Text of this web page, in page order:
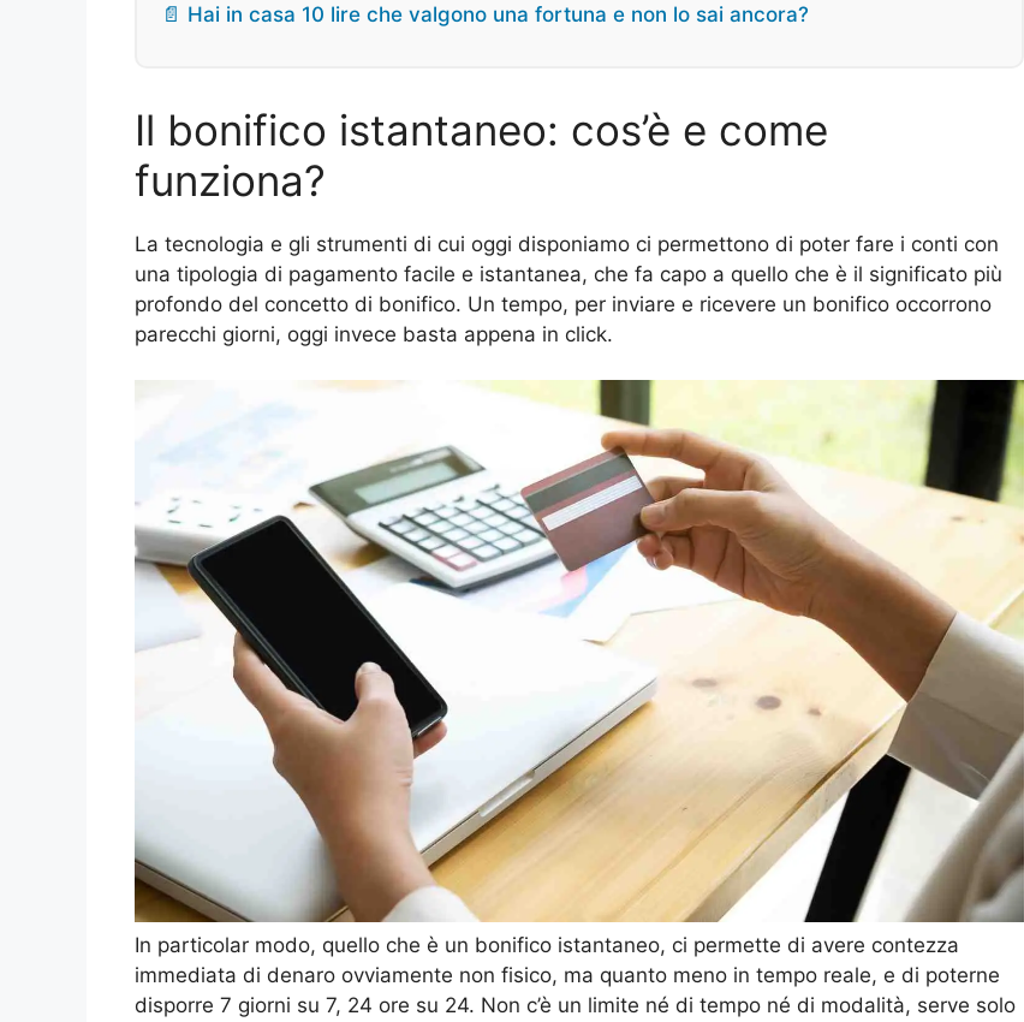
📄 Hai in casa 10 lire che valgono una fortuna e non lo sai ancora?
Il bonifico istantaneo: cos’è e come
funziona?
La tecnologia e gli strumenti di cui oggi disponiamo ci permettono di poter fare i conti con
una tipologia di pagamento facile e istantanea, che fa capo a quello che è il significato più
profondo del concetto di bonifico. Un tempo, per inviare e ricevere un bonifico occorrono
parecchi giorni, oggi invece basta appena in click.
In particolar modo, quello che è un bonifico istantaneo, ci permette di avere contezza
immediata di denaro ovviamente non fisico, ma quanto meno in tempo reale, e di poterne
disporre 7 giorni su 7, 24 ore su 24. Non c’è un limite né di tempo né di modalità, serve solo